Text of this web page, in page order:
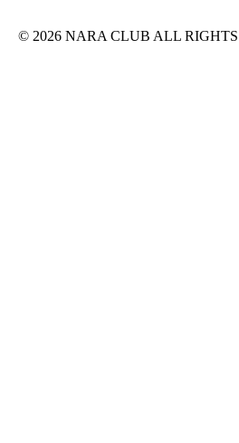
© 2026 NARA CLUB ALL RIGHTS